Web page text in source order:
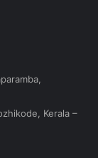
Kerala –